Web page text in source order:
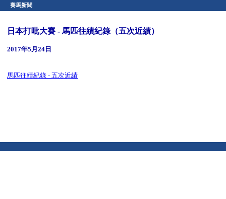
賽馬新聞
日本打吡大賽 - 馬匹往績紀錄（五次近績）
2017年5月24日
馬匹往績紀錄 - 五次近績